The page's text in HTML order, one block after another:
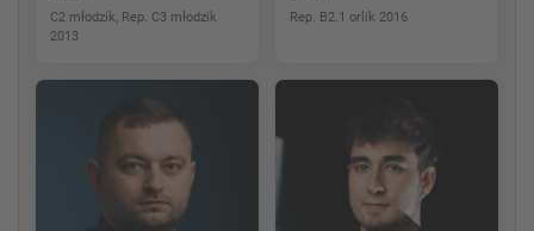
C2 młodzik, Rep. C3 młodzik
2013
Rep. B2.1 orlik 2016